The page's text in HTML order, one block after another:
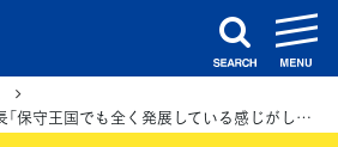
search
【島根】亀井亜紀子総支部長「保守王国でも全く発展している感じがしない」 枝野前代表と隠岐4島で青空集会を開催